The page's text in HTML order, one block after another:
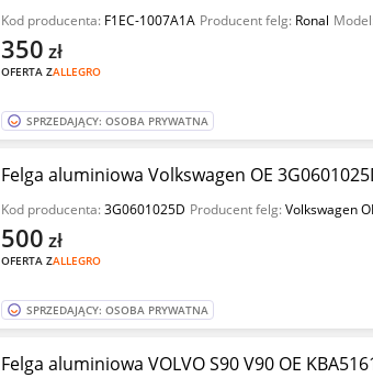
Kod producenta: F1EC-1007A1A Producent felg: Ronal
OFERTA ZALLEGRO
350 zł
SPRZEDAJĄCY: OSOBA PRYWATNA
Felga aluminiowa Volkswagen OE
Kod producenta:3G0601025D Producent felg:Volkswagen
OFERTA ZALLEGRO
500 zł
SPRZEDAJĄCY: OSOBA PRYWATNA
Felga aluminiowa VOLVO S90 V90 OE